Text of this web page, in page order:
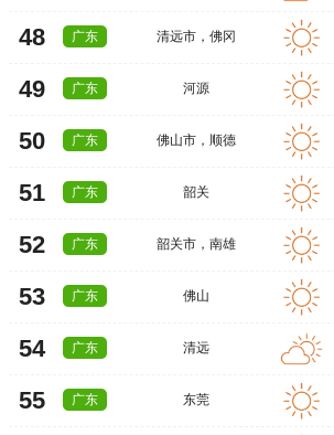
48 广东 清远市 ，佛冈
49 广东 河源
50 广东 佛山市 ，顺德
51 广东 韶关
52 广东 韶关市 ，南雄
53 广东 佛山
54 广东 清远
55 广东 东莞